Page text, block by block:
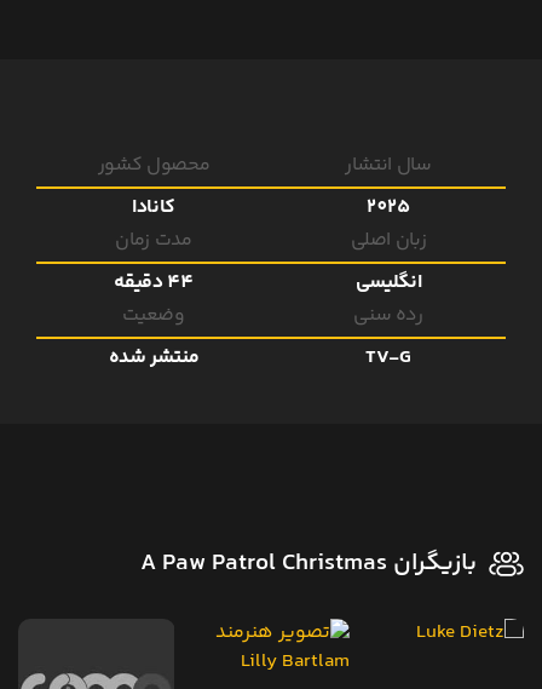
سال انتشار
2025
محصول کشور
کانادا
زبان اصلی
انگلیسی
مدت زمان
44 دقیقه
رده سنی
TV-G
وضعیت
منتشر شده
بازیگران A Paw Patrol Christmas